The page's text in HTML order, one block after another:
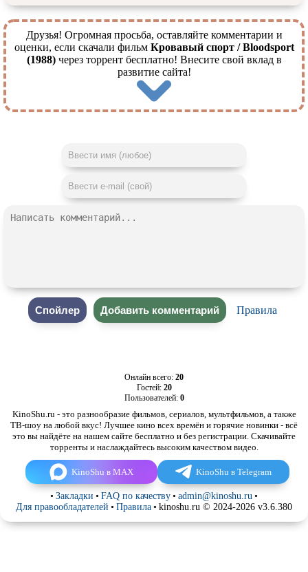
Друзья! Огромная просьба, оставляйте комментарии и
оценки, если скачали фильм Кровавый спорт / Bloodsport
(1988)через торрент бесплатно! Внесите свой вклад в
развитие сайта!
Правила
Онлайн всего: 20
Гостей: 20
Пользователей: 0
KinoShu.ru - это разнообразие фильмов, сериалов, мультфильмов, а также
ТВ-шоу на любой вкус! Лучшее кино всех времён и горячие новинки - всё
это вы найдёте на нашем сайте бесплатно и без регистрации. Скачивайте
торренты и наслаждайтесь высоким качеством видео.
KinoShu в MAX KinoShu в Telegram
• Закладки • FAQ по качеству • admin@kinoshu.ru •
Для правообладателей • Правила • kinoshu.ru © 2024-2026 v3.6.380